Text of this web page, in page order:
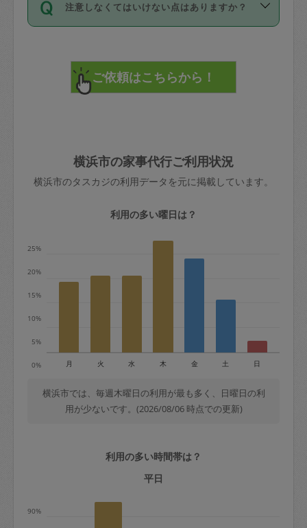
詳細FAQ：
損害賠償保険について教えて
72時間を超える※と、以下のキャンセル
料が発生します。
直前キャンセル料：
72時間前〜24時間前＝依頼料金の50%
依頼者不在による当日キャンセル＝依頼
金額の100%＋交通費全額
※例：依頼日時／土曜日午前9時開始の場
水曜日9時〜金曜日9時まで＝依頼料金の
50%
金曜日9時～土曜日8時まで＝依頼金額の
＋交通費全額
依頼者不在による当日キャンセル＝依頼
金額の100%＋交通費全額
定期契約をキャンセルする場合、毎週定
期は月2回まで隔週定期は月1回までキャ
まず、条件の合う気になるタスカジさ
みてください。
その後、一番気に入ったタスカジさんに
が必要です。数回の依頼ののち、タスカ
ジさんと依頼者の間で十分な信頼関係が
てください。
不在時に部屋に入るためにタスカジさん
きた場合は損害保険の対象外となるので
ご注意ください。
注意しなくてはいけない点はありますか？
で、必ず鍵のかかるロッカーや金庫に入
れて依頼者の責任の元管理するよう心掛
けてください。
玉、など
あわせてこちらも参照ください：初めて
はありますか？
横浜市の家事代行ご利用状況
横浜市のタスカジの利用データを元に掲載しています。
利用の多い曜日は？
0%
5%
10%
15%
20%
25%
月 火 水 木 金 土 日
横浜市では、毎週木曜日の利用が最も多く、日曜日の利
用が少ないです。(2026/08/06 時点での更新)
利用の多い時間帯は？
平日
90%